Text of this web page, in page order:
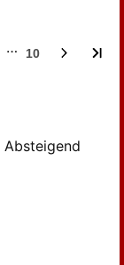
… 10
Absteigend